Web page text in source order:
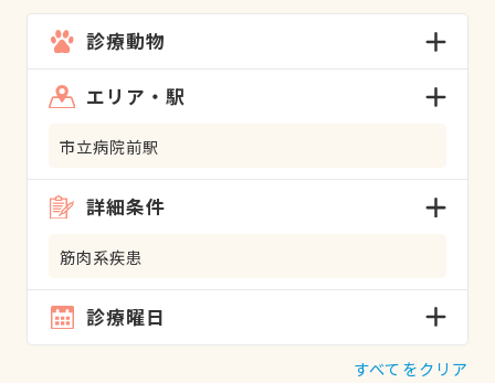
診療動物
エリア・駅
市立病院前駅
詳細条件
筋肉系疾患
診療曜日
すべてをクリア